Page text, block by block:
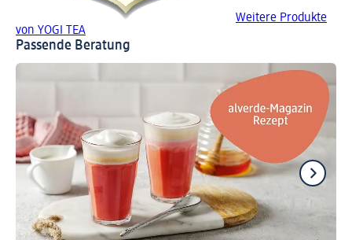
Weitere Produkte
von YOGI TEA
Passende Beratung